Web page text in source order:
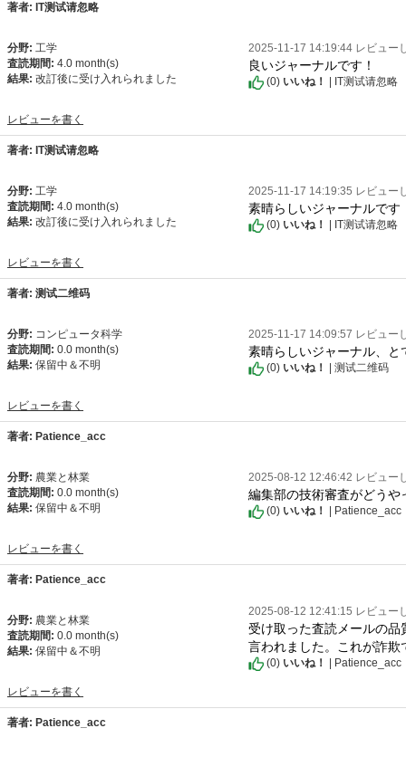
著者: IT测试请忽略
分野: 工学
査読期間: 4.0 month(s)
結果: 改訂後に受け入れられました
レビューを書く
2025-11-17 14:19:44 レビュー
良いジャーナルです！
(0) いいね！ | IT测试请忽略
著者: IT测试请忽略
分野: 工学
査読期間: 4.0 month(s)
結果: 改訂後に受け入れられました
レビューを書く
2025-11-17 14:19:35 レビュー
素晴らしいジャーナルです
(0) いいね！ | IT测试请忽略
著者: 测试二维码
分野: コンピュータ科学
査読期間: 0.0 month(s)
結果: 保留中＆不明
レビューを書く
2025-11-17 14:09:57 レビュー
素晴らしいジャーナル、と
(0) いいね！ | 测试二维码
著者: Patience_acc
分野: 農業と林業
査読期間: 0.0 month(s)
結果: 保留中＆不明
レビューを書く
2025-08-12 12:46:42 レビュー
編集部の技術審査がどう
(0) いいね！ | Patience_acc
著者: Patience_acc
分野: 農業と林業
査読期間: 0.0 month(s)
結果: 保留中＆不明
レビューを書く
2025-08-12 12:41:15 レビュー
受け取った査読メールの
言われました。これが詐
(0) いいね！ | Patience_acc
著者: Patience_acc